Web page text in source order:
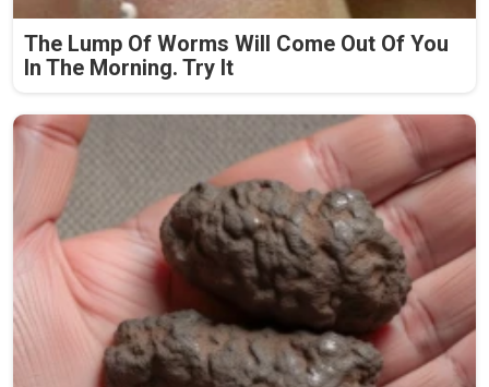
The Lump Of Worms Will Come Out Of You
In The Morning. Try It